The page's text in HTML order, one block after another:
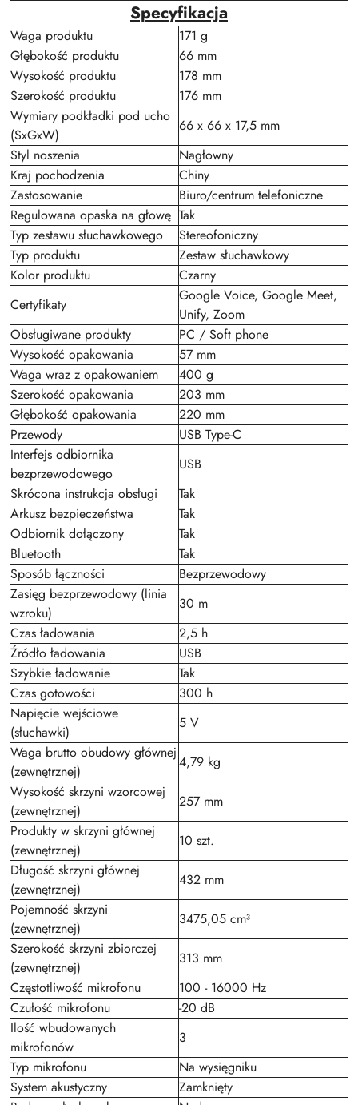
Specyfikacja
Waga produktu
171 g
Głębokość produktu
66 mm
Wysokość produktu
178 mm
Szerokość produktu
176 mm
Wymiary podkładki pod ucho
(SxGxW)
66 x 66 x 17,5 mm
Styl noszenia
Nagłowny
Kraj pochodzenia
Chiny
Zastosowanie
Biuro/centrum telefoniczne
Regulowana opaska na głowę Tak
Typ zestawu słuchawkowego
Stereofoniczny
Typ produktu
Zestaw słuchawkowy
Kolor produktu
Czarny
Certyfikaty
Google Voice, Google Meet,
Unify, Zoom
Obsługiwane produkty
PC / Soft phone
Wysokość opakowania
57 mm
Waga wraz z opakowaniem
400 g
Szerokość opakowania
203 mm
Głębokość opakowania
220 mm
Przewody
USB Type-C
Interfejs odbiornika
bezprzewodowego
USB
Skrócona instrukcja obsługi
Tak
Arkusz bezpieczeństwa
Tak
Odbiornik dołączony
Tak
Bluetooth
Tak
Sposób łączności
Bezprzewodowy
Zasięg bezprzewodowy (linia
wzroku)
30 m
Czas ładowania
2,5 h
Źródło ładowania
USB
Szybkie ładowanie
Tak
Czas gotowości
300 h
Napięcie wejściowe
(słuchawki)
5 V
Waga brutto obudowy głównej
(zewnętrznej)
4,79 kg
Wysokość skrzyni wzorcowej
(zewnętrznej)
257 mm
Produkty w skrzyni głównej
(zewnętrznej)
10 szt.
Długość skrzyni głównej
(zewnętrznej)
432 mm
Pojemność skrzyni
(zewnętrznej)
3475,05 cm³
Szerokość skrzyni zbiorczej
(zewnętrznej)
313 mm
Częstotliwość mikrofonu
100 - 16000 Hz
Czułość mikrofonu
-20 dB
Ilość wbudowanych
mikrofonów
3
Typ mikrofonu
Na wysięgniku
System akustyczny
Zamknięty